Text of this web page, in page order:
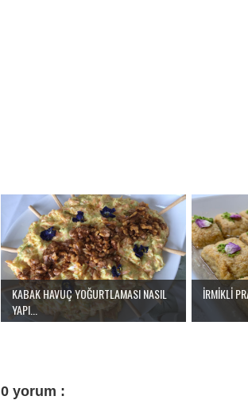
KABAK HAVUÇ YOĞURTLAMASI NASIL
YAPI...
İRMİKLİ
0 yorum :